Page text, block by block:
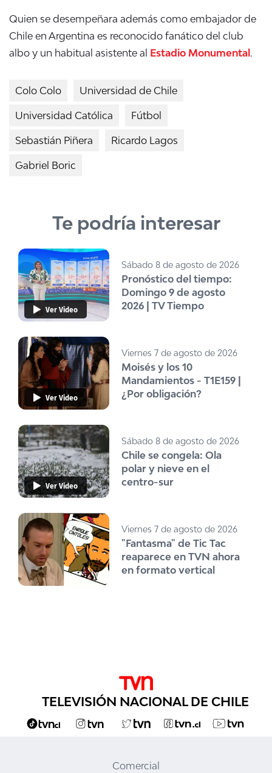
Quien se desempeñara además como embajador de
Chile en Argentina es reconocido fanático del club
albo y un habitual asistente al Estadio Monumental.
Colo Colo Universidad de Chile
Universidad Católica Fútbol
Sebastián Piñera Ricardo Lagos
Gabriel Boric
Te podría interesar
Ver Video
Sábado 8 de agosto de 2026
Pronóstico del tiempo:
Domingo 9 de agosto
2026 | TV Tiempo
Ver Video
Viernes 7 de agosto de 2026
Moisés y los 10
Mandamientos - T1E159 |
¿Por obligación?
Ver Video
Sábado 8 de agosto de 2026
Chile se congela: Ola
polar y nieve en el
centro-sur
Viernes 7 de agosto de 2026
"Fantasma" de Tic Tac
reaparece en TVN ahora
en formato vertical
TELEVISIÓN NACIONAL DE CHILE
Comercial